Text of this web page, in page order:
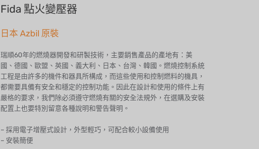
Fida 點火變壓器
日本 Azbil 原裝
瑞順60年的燃燒器開發和研製技術，主要銷售產品的產地有：美
國、德國、歐盟、英國、義大利、日本、台灣、韓國。燃燒控制系統
工程是由許多的機件和器具所構成，而這些使用和控制燃料的機具，
都需要具備有安全和穩定的控制功能。因此在設計和使用的條件上有
嚴格的要求，我們除必須遵守燃燒有關的安全法規外，在選購及安裝
配置上也要特別留意各種說明和警告聲明。
– 採用電子增壓式設計，外型輕巧，可配合較小設備使用
– 安裝簡便